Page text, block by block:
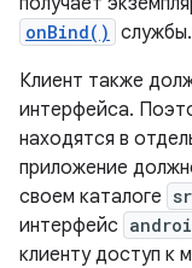
onBind() службы.
Клиент также
интерфейса.
находятся в
приложение
своем каталоге
интерфейс
клиенту доступ к